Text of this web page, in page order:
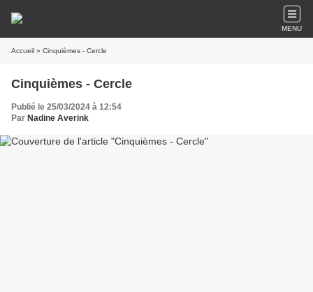
MENU
Accueil » Cinquièmes - Cercle
Cinquièmes - Cercle
Publié le 25/03/2024 à 12:54
Par Nadine Averink